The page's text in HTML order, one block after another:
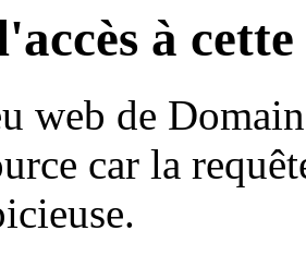
à
web de
car la